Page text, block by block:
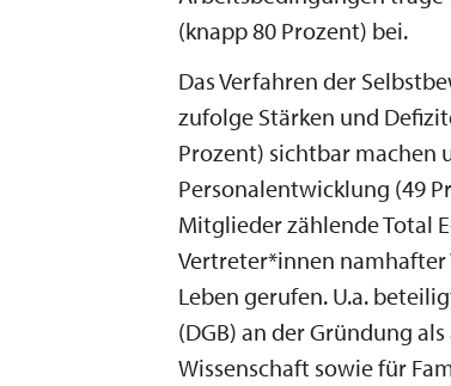
(knapp 80 Prozent) bei.
Das Verfahren der
zufolge Stärken und
Prozent) sichtbar machen
Personalentwicklung (49
Mitglieder zählende Total
Vertreter*innen
Leben gerufen. U.a.
(DGB) an der Gründung
Wissenschaft sowie für